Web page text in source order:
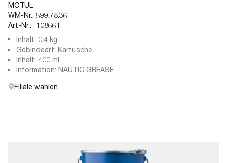
MOTUL
WM-Nr.: 599.78.36
Art-Nr.:
108661
Inhalt: 0,4 kg
Gebindeart: Kartusche
Inhalt: 400 ml
Information: NAUTIC GREASE
Filiale wählen